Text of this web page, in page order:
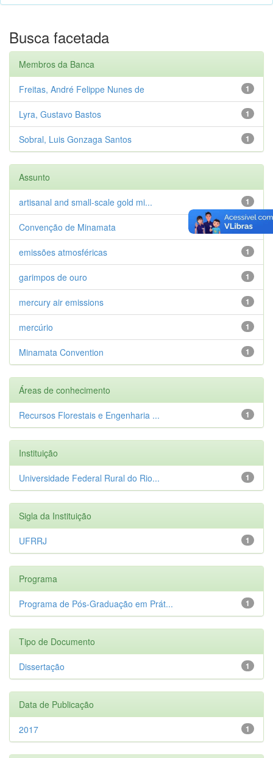
Busca facetada
Membros da Banca
1
Freitas, André Felippe Nunes de
1
Lyra, Gustavo Bastos
1
Sobral, Luis Gonzaga Santos
Assunto
1
artisanal and small-scale gold mi...
1
Convenção de Minamata
1
emissões atmosféricas
1
garimpos de ouro
1
mercury air emissions
1
mercúrio
1
Minamata Convention
Áreas de conhecimento
1
Recursos Florestais e Engenharia ...
Instituição
1
Universidade Federal Rural do Rio...
Sigla da Instituição
1
UFRRJ
Programa
1
Programa de Pós-Graduação em Prát...
Tipo de Documento
1
Dissertação
Data de Publicação
1
2017